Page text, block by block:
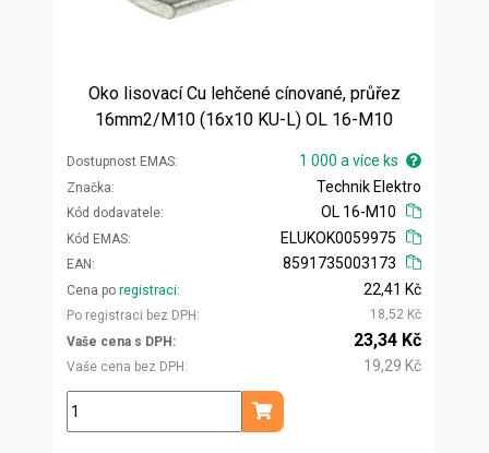
Oko lisovací Cu lehčené cínované, průřez
16mm2/M10 (16x10 KU-L) OL 16-M10
Dostupnost EMAS 1 000 a více ks
Značka
Kód dodavatele
Technik Elektro
OL 16-M10
Kód EMAS
EAN
ELUKOK0059975
8591735003173
Cena po registraci
Po registraci bez DPH
22,41 Kč
18,52 Kč
Vaše cena s DPH
Vaše cena bez DPH
23,34 Kč
19,29 Kč
ks
Přidat do košíku